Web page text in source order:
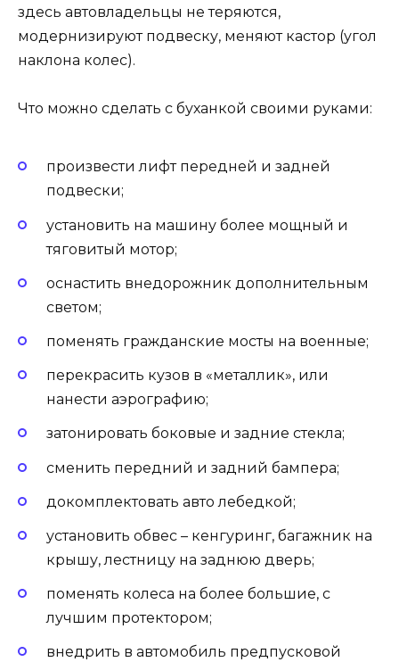
здесь автовладельцы не теряются,
модернизируют подвеску, меняют кастор (угол
наклона колес).
Что можно сделать с буханкой своими руками:
произвести лифт передней и задней
подвески;
установить на машину более мощный и
тяговитый мотор;
оснастить внедорожник дополнительным
светом;
поменять гражданские мосты на военные;
перекрасить кузов в «металлик», или
нанести аэрографию;
затонировать боковые и задние стекла;
сменить передний и задний бампера;
докомплектовать авто лебедкой;
установить обвес – кенгуринг, багажник на
крышу, лестницу на заднюю дверь;
поменять колеса на более большие, с
лучшим протектором;
внедрить в автомобиль предпусковой